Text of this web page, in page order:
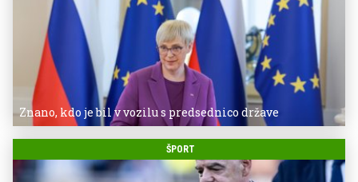
Znano, kdo je bil v vozilu s predsednico države
ŠPORT